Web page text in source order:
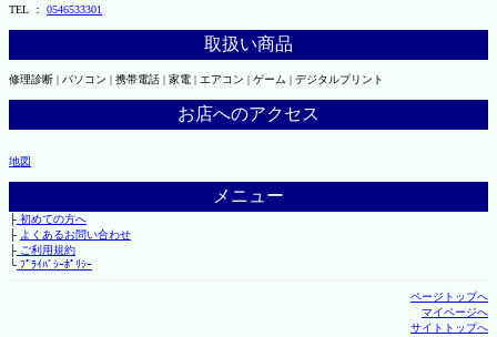
TEL ： 0546533301
取扱い商品
修理診断 | パソコン | 携帯電話 | 家電 | エアコン | ゲーム | デジタルプリント
お店へのアクセス
地図
メニュー
├初めての方へ
├ よくあるお問い合わせ
├ご利用規約
└ﾌﾟﾗｲﾊﾞｼｰﾎﾟﾘｼｰ
ページトップへ
マイページへ
サイトトップへ